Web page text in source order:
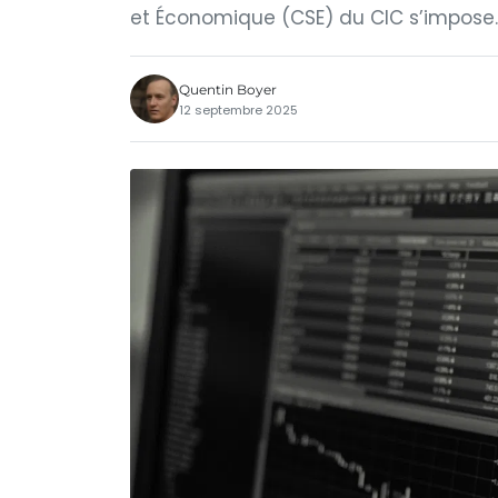
et Économique (CSE) du CIC
Quentin Boyer
12 septembre 2025